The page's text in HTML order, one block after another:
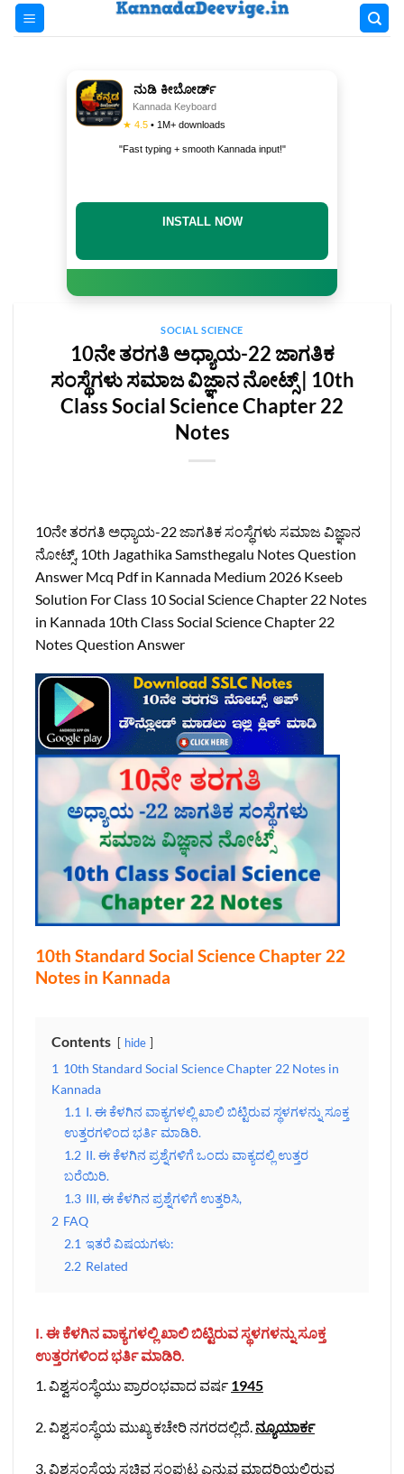
Skip
ನುಡಿ ಕೀಬೋರ್ಡ್
Kannada Keyboard
★ 4.5 • 1M+ downloads
"Fast typing + smooth Kannada input!"
INSTALL NOW
SOCIAL SCIENCE
10ನೇ ತರಗತಿ ಅಧ್ಯಾಯ-22 ಜಾಗತಿಕ
ಸಂಸ್ಥೆಗಳು ಸಮಾಜ ವಿಜ್ಞಾನ ನೋಟ್ಸ್‌ | 10th
Class Social Science Chapter 22
Notes
10ನೇ ತರಗತಿ ಅಧ್ಯಾಯ-22 ಜಾಗತಿಕ ಸಂಸ್ಥೆಗಳು ಸಮಾಜ ವಿಜ್ಞಾನ
ನೋಟ್ಸ್‌, 10th Jagathika Samsthegalu Notes Question
Answer Mcq Pdf in Kannada Medium 2026 Kseeb
Solution For Class 10 Social Science Chapter 22 Notes
in Kannada 10th Class Social Science Chapter 22
Notes Question Answer
10th Standard Social Science Chapter 22
Notes in Kannada
Contents hide
1 10th Standard Social Science Chapter 22 Notes in
Kannada
1.1 I. ಈ ಕೆಳಗಿನ ವಾಕ್ಯಗಳಲ್ಲಿ ಖಾಲಿ ಬಿಟ್ಟಿರುವ ಸ್ಥಳಗಳನ್ನು ಸೂಕ್ತ
ಉತ್ತರಗಳಿಂದ ಭರ್ತಿ ಮಾಡಿರಿ.
1.2 II. ಈ ಕೆಳಗಿನ ಪ್ರಶ್ನೆಗಳಿಗೆ ಒಂದು ವಾಕ್ಯದಲ್ಲಿ ಉತ್ತರ
ಬರೆಯಿರಿ.
1.3 III, ಈ ಕೆಳಗಿನ ಪ್ರಶ್ನೆಗಳಿಗೆ ಉತ್ತರಿಸಿ,
2 FAQ
2.1 ಇತರೆ ವಿಷಯಗಳು:
2.2 Related
I. ಈ ಕೆಳಗಿನ ವಾಕ್ಯಗಳಲ್ಲಿ ಖಾಲಿ ಬಿಟ್ಟಿರುವ ಸ್ಥಳಗಳನ್ನು ಸೂಕ್ತ
ಉತ್ತರಗಳಿಂದ ಭರ್ತಿ ಮಾಡಿರಿ.
1. ವಿಶ್ವಸಂಸ್ಥೆಯು ಪ್ರಾರಂಭವಾದ ವರ್ಷ 1945
2. ವಿಶ್ವಸಂಸ್ಥೆಯ ಮುಖ್ಯ ಕಚೇರಿ ನಗರದಲ್ಲಿದೆ.ನ್ಯೂಯಾರ್ಕ
3. ವಿಶ್ವಸಂಸ್ಥೆಯ ಸಚಿವ ಸಂಪುಟ ಎನ್ನುವ ಮಾದರಿಯಲ್ಲಿರುವ